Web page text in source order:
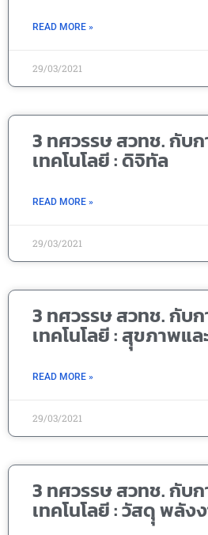
READ MORE »
29/03/2021
3 ทศวรรษ สวทช. กับ
เทคโนโลยี : ดิจิทัล
READ MORE »
29/03/2021
3 ทศวรรษ สวทช. กับ
เทคโนโลยี : สุุขภาพแ
READ MORE »
29/03/2021
3 ทศวรรษ สวทช. กับ
เทคโนโลยี : วัสดุุ พลั